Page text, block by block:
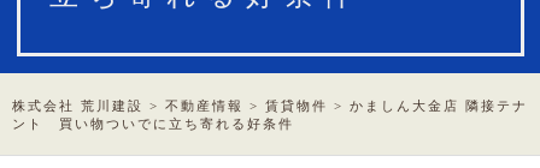
株式会社 荒川建設 > 不動産情報 > 賃貸物件 > かましん大金店 隣接テナ
ント 買い物ついでに立ち寄れる好条件